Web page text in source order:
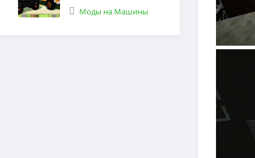
Моды на Машины